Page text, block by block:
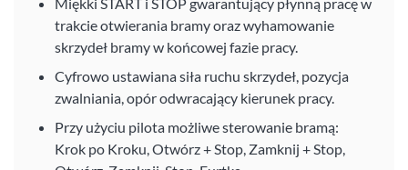
trakcie otwierania bramy oraz wyhamowanie
skrzydeł bramy w końcowej fazie pracy.
Cyfrowo ustawiana siła ruchu skrzydeł, pozycja
zwalniania, opór odwracający kierunek pracy.
Przy użyciu pilota możliwe sterowanie bramą:
Krok po Kroku, Otwórz + Stop, Zamknij + Stop,